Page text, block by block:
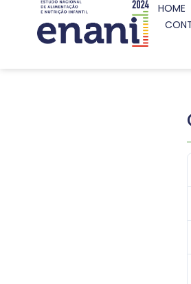
HOME